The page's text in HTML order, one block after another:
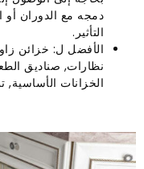
دمجه مع الدوران
التأثير.
الأفضل ل: خزائن
نظارات, صناديق
الخزانات الأساسية,